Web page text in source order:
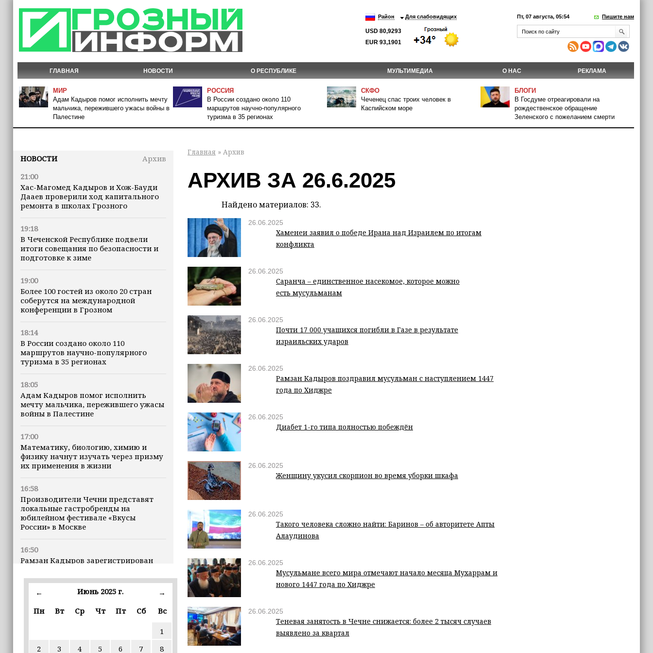
Район Для слабовидящих
USD 80,9293
EUR 93,1901
Пт, 07 августа, 05:54 Пишите нам
ГЛАВНАЯ НОВОСТИ О РЕСПУБЛИКЕ МУЛЬТИМЕДИА О НАС РЕКЛАМА
МИР
Адам Кадыров помог исполнить мечту
мальчика, пережившего ужасы войны в
Палестине
РОССИЯ
В России создано около 110
маршрутов научно-популярного
туризма в 35 регионах
СКФО
Чеченец спас троих человек в
Каспийском море
БЛОГИ
В Госдуме отреагировали на
рождественское обращение
Зеленского с пожеланием смерти
НОВОСТИ
Архив
21:00
Хас-Магомед Кадыров и Хож-Бауди
Дааев проверили ход капитального
ремонта в школах Грозного
19:18
В Чеченской Республике подвели
итоги совещания по безопасности и
подготовке к зиме
19:00
Более 100 гостей из около 20 стран
соберутся на международной
конференции в Грозном
18:14
В России создано около 110
маршрутов научно-популярного
туризма в 35 регионах
18:05
Адам Кадыров помог исполнить
мечту мальчика, пережившего ужасы
войны в Палестине
17:00
Математику, биологию, химию и
физику начнут изучать через призму
их применения в жизни
16:58
Производители Чечни представят
локальные гастробренды на
юбилейном фестивале «Вкусы
России» в Москве
16:50
Рамзан Кадыров зарегистрирован
16:47
землетрясения, рассказала
16:12
← Июнь 2025 г.
→
Пн
Вт Ср Чт Пт Сб Вс
1
2
3 4 5 6 7 8
Главная » Архив
АРХИВ ЗА 26.6.2025
Найдено материалов: 33.
26.06.2025
Хаменеи заявил о победе Ирана над Израилем по итогам
конфликта
26.06.2025
Саранча – единственное насекомое, которое можно
есть мусульманам
26.06.2025
Почти 17 000 учащихся погибли в Газе в результате
израильских ударов
26.06.2025
Рамзан Кадыров поздравил мусульман с наступлением 1447
года по Хиджре
26.06.2025
Диабет 1-го типа полностью побеждён
26.06.2025
Женщину укусил скорпион во время уборки шкафа
26.06.2025
Такого человека сложно найти: Баринов – об авторитете Апты
Алаудинова
26.06.2025
Мусульмане всего мира отмечают начало месяца Мухаррам и
нового 1447 года по Хиджре
26.06.2025
Теневая занятость в Чечне снижается: более 2 тысяч случаев
выявлено за квартал